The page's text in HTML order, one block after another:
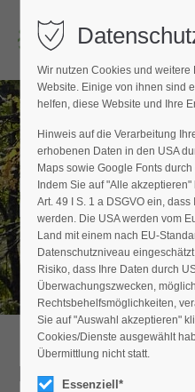
Login
Benutzername (E-
Passwort
Anmelden
Register|Lost your password?
Support
BAUMPFLEGER
Hier finden Sie den
Nähe
Detailansicht
Wir nutzen Cookies und
Website. Einige von ihnen sind
helfen, diese Website und Ihre
Hinweis auf die Verarbeitung
erhobenen Daten in den USA
Maps sowie Google Fonts
Indem Sie auf "Alle
Art. 49 I S. 1 a DSGVO ein,
werden. Die USA werden vom
Land mit einem nach EU-
Datenschutzniveau
Risiko, dass Ihre Daten durch
Überwachungszwecken,
Rechtsbehelfsmöglichkeiten,
Sie auf "Auswahl akzeptieren"
Cookies/Dienste ausgewählt
Übermittlung nicht statt.
Essenziell*